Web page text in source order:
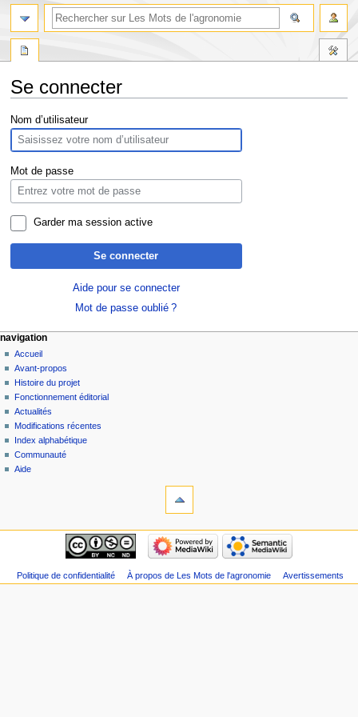
Se connecter
Aller
à
la
navigation
Aller
à
la
recherche
Nom d’utilisateur
Mot de passe
Garder ma session active
Se connecter
Aide pour se connecter
Mot de passe oublié ?
navigation
Accueil
Avant-propos
Histoire du projet
Fonctionnement éditorial
Actualités
Modifications récentes
Index alphabétique
Communauté
Aide
Politique de confidentialité À propos de Les Mots de l'agronomie Avertissements